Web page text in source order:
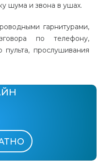
шума и звона в ушах.
гарнитурами,
по телефону,
пульта, прослушивания